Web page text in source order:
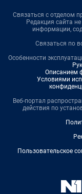
Связаться с отделом
Редакция сайта
информации,
Связаться по
Особенности
Описанием
Условиями
Веб-портал
действия по
Пользовательское